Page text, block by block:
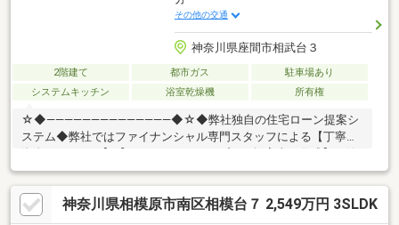
その他の交通
神奈川県座間市相武台３
2階建て 都市ガス
駐車場あり
システムキッチン
浴室乾燥機 所有権
☆◆――――――――――――――◆☆◆弊社独自の住宅ローン提案シ
ステム◆弊社ではファイナンシャル専門スタッフによる【丁寧な
時行っております。意外に知らないお客様が多い【定年時の住宅
ローン残高】【住宅購入者だけが加入できる無料の生命保険】
【１３年間もらえる、国からの特別ボーナス】これから多くなる
【教育費】住宅を買った後から始まる【住宅ローン返済】６５歳
神奈川県相模原市南区相模台７ 2,549万円 3SLDK